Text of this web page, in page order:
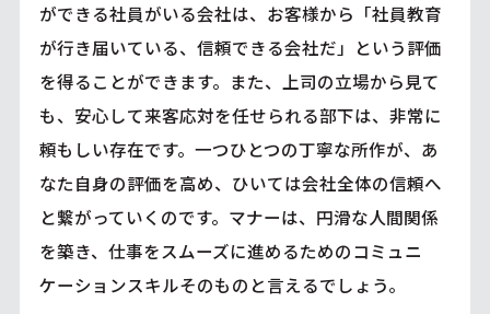
ができる社員がいる会社は、お客様から「社員教育
が行き届いている、信頼できる会社だ」という評価
を得ることができます。また、上司の立場から見て
も、安心して来客応対を任せられる部下は、非常に
頼もしい存在です。一つひとつの丁寧な所作が、あ
なた自身の評価を高め、ひいては会社全体の信頼へ
と繋がっていくのです。マナーは、円滑な人間関係
を築き、仕事をスムーズに進めるためのコミュニ
ケーションスキルそのものと言えるでしょう。